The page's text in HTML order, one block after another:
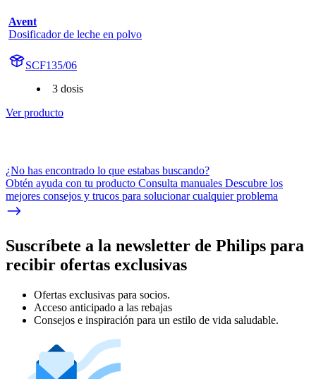
Avent
Dosificador de leche en polvo
SCF135/06
3 dosis
Ver producto
¿No has encontrado lo que estabas buscando?
Obtén ayuda con tu producto Consulta manuales Descubre los
mejores consejos y trucos para solucionar cualquier problema
Suscríbete a la newsletter de Philips para
recibir ofertas exclusivas
Ofertas exclusivas para socios.
Acceso anticipado a las rebajas
Consejos e inspiración para un estilo de vida saludable.